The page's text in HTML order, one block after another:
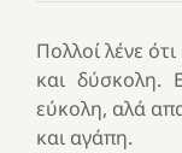
Πολλοί λένε
και δύσκολη.
εύκολη, αλά
και αγάπη.